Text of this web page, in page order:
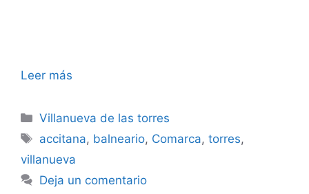
Leer más
Categorías
Villanueva de las torres
Etiquetas
accitana, balneario, Comarca,torres,
villanueva
Deja un comentario